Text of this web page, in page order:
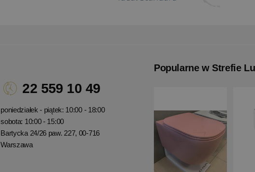
Popularne w Strefie
22 559 10 49
poniedziałek - piątek: 10:00 - 18:00
sobota: 10:00 - 15:00
Bartycka 24/26 paw. 227, 00-716
Warszawa